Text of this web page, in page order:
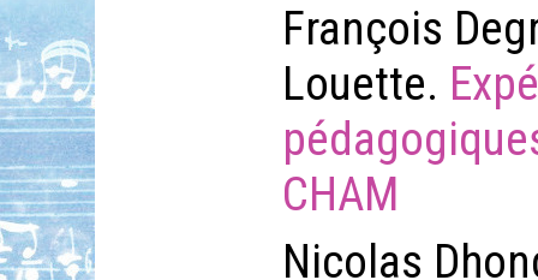
François
Louette.
CHAM
Nicolas